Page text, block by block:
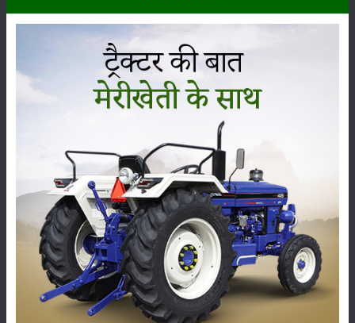
अत्यधिक
कॉर्न संकर
है। 3-पूसा
एचक्यूपीएम
5 संकर
हेक्टेयर